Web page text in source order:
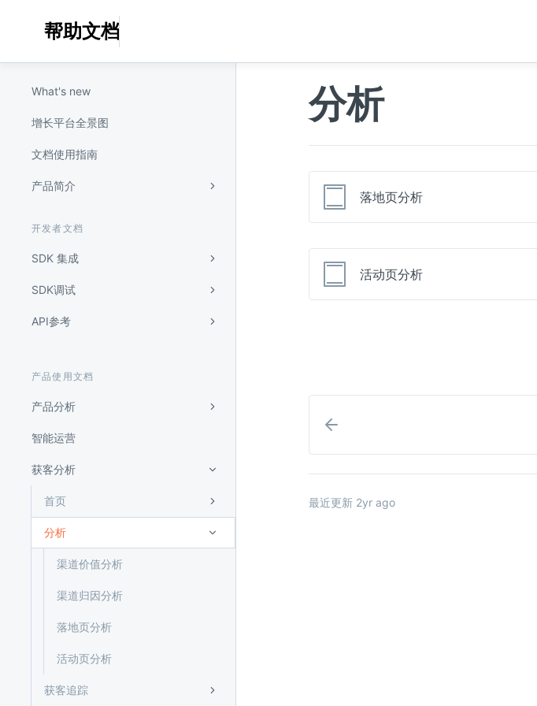
帮助文档
What's new
增长平台全景图
文档使用指南
产品简介
开发者文档
SDK 集成
SDK调试
API参考
产品使用文档
产品分析
智能运营
获客分析
首页
分析
渠道价值分析
渠道归因分析
落地页分析
活动页分析
获客追踪
分析
落地页分析
活动页分析
最近更新 2yr ago